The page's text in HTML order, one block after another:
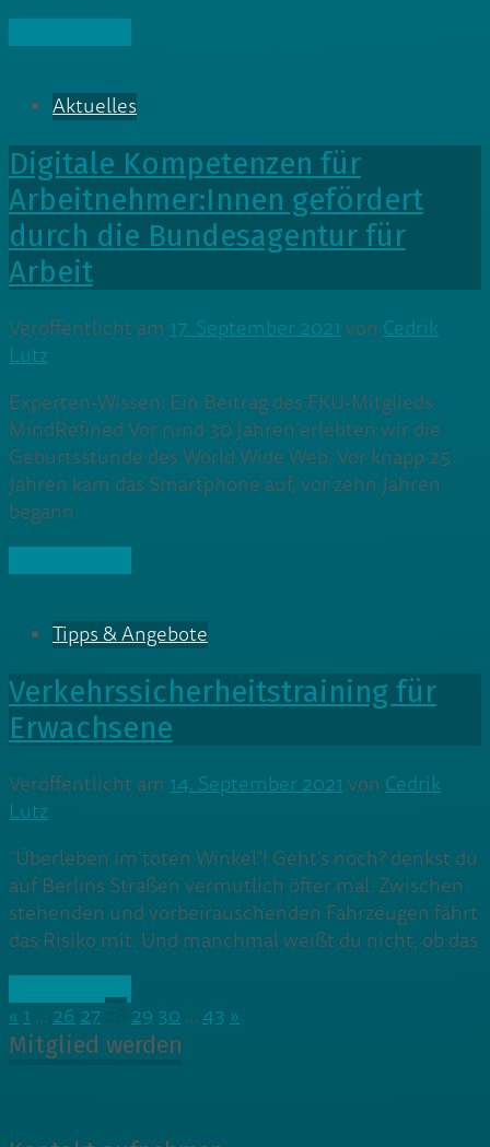
Aktuelles
Digitale Kompetenzen für
Arbeitnehmer:Innen gefördert
durch die Bundesagentur für
Arbeit
Veröffentlicht am 17. September 2021von Cedrik
Lutz
Experten-Wissen: Ein Beitrag des FKU-Mitglieds
MindRefined Vor rund 30 Jahren erlebten wir die
Geburtsstunde des World Wide Web. Vor knapp 25
Jahren kam das Smartphone auf, vor zehn Jahren
begann
Tipps & Angebote
Verkehrssicherheitstraining für
Erwachsene
Veröffentlicht am 14. September 2021von Cedrik
Lutz
“Überleben im toten Winkel”! Geht’s noch? denkst du
auf Berlins Straßen vermutlich öfter mal. Zwischen
stehenden und vorbeirauschenden Fahrzeugen fährt
das Risiko mit. Und manchmal weißt du nicht, ob das
« 1 … 26 27 29 30 … 43 »
Mitglied werden